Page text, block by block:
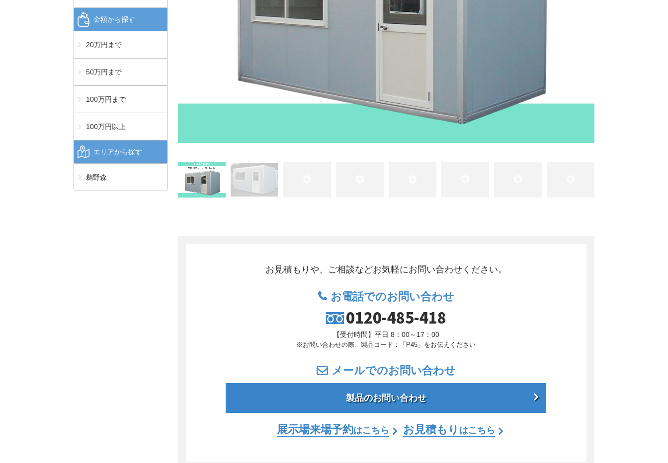
金額から探す
20万円まで
50万円まで
100万円まで
100万円以上
エリアから探す
鵜野森
お見積もりや、ご相談などお気軽にお問い合わせください。
お電話でのお問い合わせ
0120-485-418
【受付時間】平日 8：00～17：00
※お問い合わせの際、製品コード：「P45」をお伝えください
メールでのお問い合わせ
製品のお問い合わせ
展示場来場予約はこちら お見積もり はこちら